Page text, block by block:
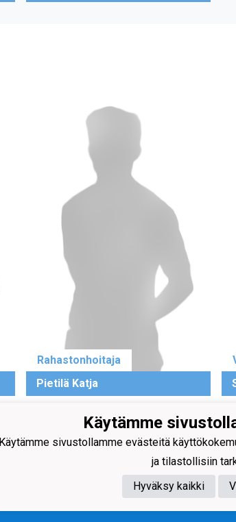
Rahastonhoitaja
Pietilä Katja
Käytämme
Käytämme sivustollamme evästeitä
ja tilastollisiin
Hyväksy kaikki